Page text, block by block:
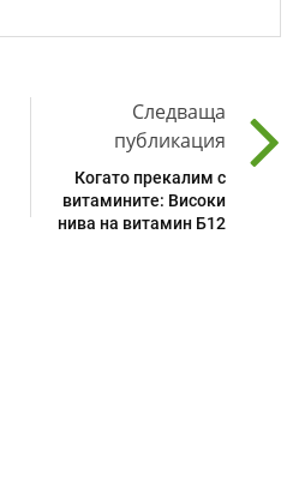
Следваща
публикация
Когато прекалим с
витамините: Високи
нива на витамин Б12